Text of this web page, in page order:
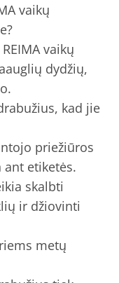
vaikų
vaikų
dydžių,
kad jie
priežiūros
etiketės.
skalbti
ir džiovinti
metų